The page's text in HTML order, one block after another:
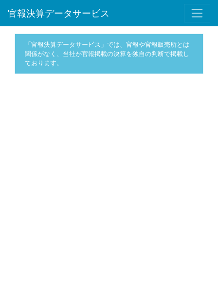
官報決算データサービス
「官報決算データサービス」では、官報や官報販売所とは
関係がなく、当社が官報掲載の決算を独自の判断で掲載し
ております。